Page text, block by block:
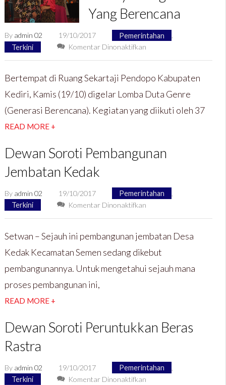
Yang Berencana
By admin 02 19/10/2017 Pemerintahan
Terkini
Komentar Dinonaktifkanpada
Saatnya
Yang
Yang
Bertempat di Ruang Sekartaji Pendopo Kabupaten
Kediri, Kamis (19/10) digelar Lomba Duta Genre
(Generasi Berencana). Kegiatan yang diikuti oleh 37
READ MORE +
Dewan Soroti Pembangunan
Jembatan Kedak
By admin 02 19/10/2017 Pemerintahan
Terkini
Komentar Dinonaktifkanpada
Pembangunan
Jembatan
Setwan – Sejauh ini pembangunan jembatan Desa
Kedak Kecamatan Semen sedang dikebut
pembangunannya. Untuk mengetahui sejauh mana
proses pembangunan ini,
READ MORE +
Dewan Soroti Peruntukkan Beras
Rastra
By admin 02 19/10/2017 Pemerintahan
Terkini
Komentar Dinonaktifkanpada